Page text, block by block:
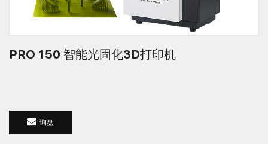
PRO 150 智能光固化3D打印机
询盘